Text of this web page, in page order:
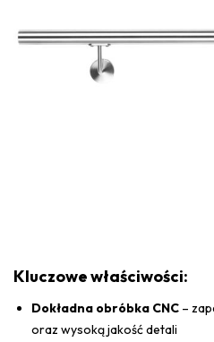
Kluczowe właściwości:
Dokładna obróbka CNC –
oraz wysoką jakość detali